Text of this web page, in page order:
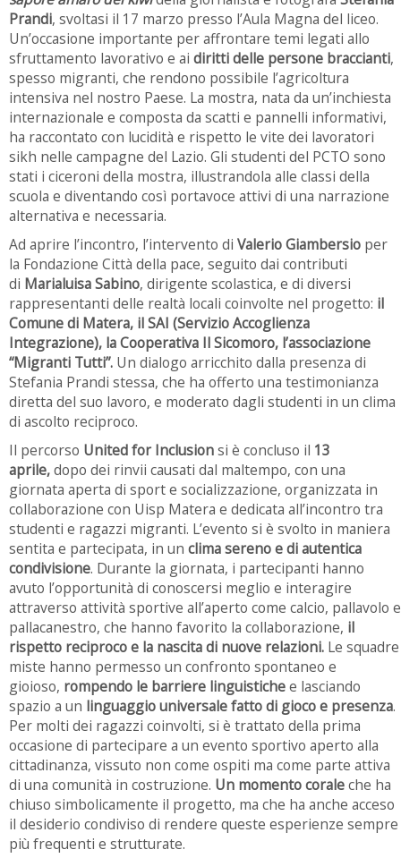
Prandi, svoltasi il 17 marzo presso l’Aula Magna del liceo.
Un’occasione importante per affrontare temi legati allo
sfruttamento lavorativo e ai diritti delle persone braccianti,
spesso migranti, che rendono possibile l’agricoltura
intensiva nel nostro Paese. La mostra, nata da un’inchiesta
internazionale e composta da scatti e pannelli informativi,
ha raccontato con lucidità e rispetto le vite dei lavoratori
sikh nelle campagne del Lazio. Gli studenti del PCTO sono
stati i ciceroni della mostra, illustrandola alle classi della
scuola e diventando così portavoce attivi di una narrazione
alternativa e necessaria.
Ad aprire l’incontro, l’intervento di Valerio Giambersio per
la Fondazione Città della pace, seguito dai contributi
di Marialuisa Sabino, dirigente scolastica, e di diversi
rappresentanti delle realtà locali coinvolte nel progetto: il
Comune di Matera, il SAI (Servizio Accoglienza
Integrazione), la Cooperativa Il Sicomoro, l’associazione
“Migranti Tutti”. Un dialogo arricchito dalla presenza di
Stefania Prandi stessa, che ha offerto una testimonianza
diretta del suo lavoro, e moderato dagli studenti in un clima
di ascolto reciproco.
Il percorso United for Inclusionsi è concluso il 13
aprile,dopo dei rinvii causati dal maltempo, con una
giornata aperta di sport e socializzazione, organizzata in
collaborazione con Uisp Matera e dedicata all’incontro tra
studenti e ragazzi migranti. L’evento si è svolto in maniera
sentita e partecipata, in un clima sereno e di autentica
condivisione. Durante la giornata, i partecipanti hanno
avuto l’opportunità di conoscersi meglio e interagire
attraverso attività sportive all’aperto come calcio, pallavolo e
pallacanestro, che hanno favorito la collaborazione, il
rispetto reciproco e la nascita di nuove relazioni. Le squadre
miste hanno permesso un confronto spontaneo e
gioioso, rompendo le barriere linguistichee lasciando
spazio a un linguaggio universale fatto di gioco e presenza.
Per molti dei ragazzi coinvolti, si è trattato della prima
occasione di partecipare a un evento sportivo aperto alla
cittadinanza, vissuto non come ospiti ma come parte attiva
di una comunità in costruzione. Un momento coraleche ha
chiuso simbolicamente il progetto, ma che ha anche acceso
il desiderio condiviso di rendere queste esperienze sempre
più frequenti e strutturate.